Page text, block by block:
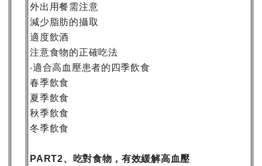
外出用餐需注意
減少脂肪的攝取
適度飲酒
注意食物的正確吃法
‧適合高血壓患者的四季飲食
春季飲食
夏季飲食
秋季飲食
冬季飲食
PART2、吃對食物，有效緩解高血壓